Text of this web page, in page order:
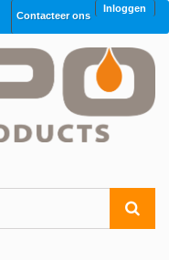
Inloggen
Contacteer ons